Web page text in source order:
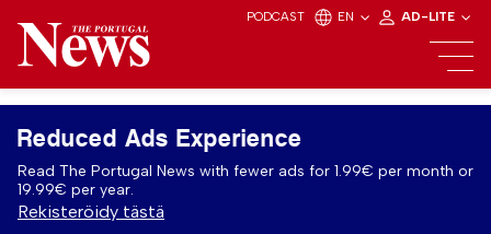
PODCAST EN AD-LITE
Reduced Ads Experience
Read The Portugal News with fewer ads for 1.99€ per month or
19.99€ per year.
Rekisteröidy tästä